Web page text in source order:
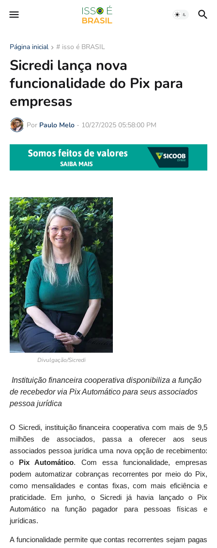
Página inicial # isso é BRASIL
Sicredi lança nova
funcionalidade do Pix para
empresas
Por Paulo Melo - 10/27/2025 05:58:00 PM
Divulgação/Sicredi
Instituição financeira cooperativa disponibiliza a função
de recebedor via Pix Automático para seus associados
pessoa jurídica
O Sicredi, instituição financeira cooperativa com mais de 9,5
milhões de associados, passa a oferecer aos seus
associados pessoa jurídica uma nova opção de recebimento:
o
Pix Automático. Com essa funcionalidade, empresas
podem automatizar cobranças recorrentes por meio do Pix,
como mensalidades e contas fixas, com mais eficiência e
praticidade. Em junho, o Sicredi já havia lançado o Pix
Automático na função pagador para pessoas físicas e
jurídicas.
A funcionalidade permite que contas recorrentes sejam pagas